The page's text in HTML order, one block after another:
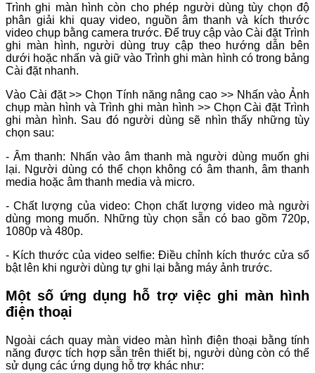
Trình ghi màn hình còn cho phép người dùng tùy chọn độ
phân giải khi quay video, nguồn âm thanh và kích thước
video chụp bằng camera trước. Để truy cập vào Cài đặt Trình
ghi màn hình, người dùng truy cập theo hướng dẫn bên
dưới hoặc nhấn và giữ vào Trình ghi màn hình có trong bảng
Cài đặt nhanh.
Vào Cài đặt >> Chọn Tính năng nâng cao >> Nhấn vào Ảnh
chụp màn hình và Trình ghi màn hình >> Chọn Cài đặt Trình
ghi màn hình. Sau đó người dùng sẽ nhìn thấy những tùy
chọn sau:
- Âm thanh: Nhấn vào âm thanh mà người dùng muốn ghi
lại. Người dùng có thể chọn không có âm thanh, âm thanh
media hoặc âm thanh media và micro.
- Chất lượng của video: Chọn chất lượng video mà người
dùng mong muốn. Những tùy chọn sẵn có bao gồm 720p,
1080p và 480p.
- Kích thước của video selfie: Điều chỉnh kích thước cửa sổ
bật lên khi người dùng tự ghi lại bằng máy ảnh trước.
Một số ứng dụng hỗ trợ việc ghi màn hình
điện thoại
Ngoài cách quay màn video màn hình điện thoại bằng tính
năng được tích hợp sẵn trên thiết bị, người dùng còn có thể
sử dụng các ứng dụng hỗ trợ khác như: